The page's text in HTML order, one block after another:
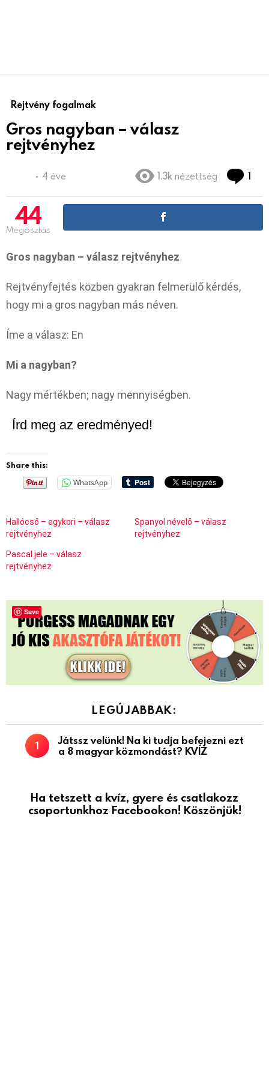
Rejtvény fogalmak
Gros nagyban – válasz
rejtvényhez
4 éve 1.3k nézettség 1
44
Megosztás
Gros nagyban – válasz rejtvényhez
Rejtvényfejtés közben gyakran felmerülő kérdés,
hogy mi a gros nagyban más néven.
Íme a válasz: En
Mi a nagyban?
Nagy mértékben; nagy mennyiségben.
Írd meg az eredményed!
Share this:
WhatsApp
Hallócső – egykori – válasz
rejtvényhez
Spanyol névelő – válasz
rejtvényhez
Pascal jele – válasz
rejtvényhez
LEGÚJABBAK:
Játssz velünk! Na ki tudja befejezni ezt
a 8 magyar közmondást? KVÍZ
Ha tetszett a kvíz, gyere és csatlakozz
csoportunkhoz Facebookon! Köszönjük!
Save